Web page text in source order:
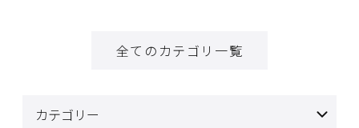
全てのカテゴリ一覧